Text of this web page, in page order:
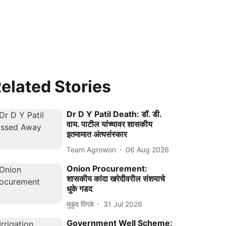
Stories
Dr D Y Patil Death: डॉ. डी.
वाय. पाटील यांच्यावर शासकीय
इतमामात अंत्यसंस्कार
Team Agrowon 06 Aug 2026
Onion Procurement:
शासकीय कांदा खरेदीवरील संशयाचे
धुके गडद
मुकुंद पिंगळे 31 Jul 2026
Government Well Scheme: